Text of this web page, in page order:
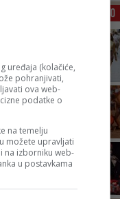
nema
FOTO
uređaja (kolačiće,
pohranjivati,
ova web-
podatke o
na temelju
možete upravljati
na izborniku web-
u postavkama